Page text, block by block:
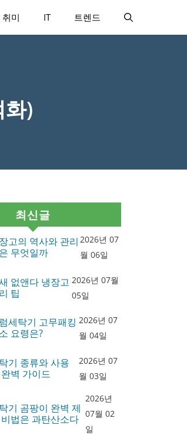
취미 IT 트렌드
)
최신글
고의 역사와 관리
무엇일까
2026년 07
월 06일
없앤다 냉장고
팁
2026년 07월
05일
세탁기 고무패킹
요령은?
2026년 07
월 04일
기 종류와 사용
벽 가이드
2026년 07
월 03일
기 곰팡이 완벽 제
법은 과탄산소다
2026년
07월 02
일